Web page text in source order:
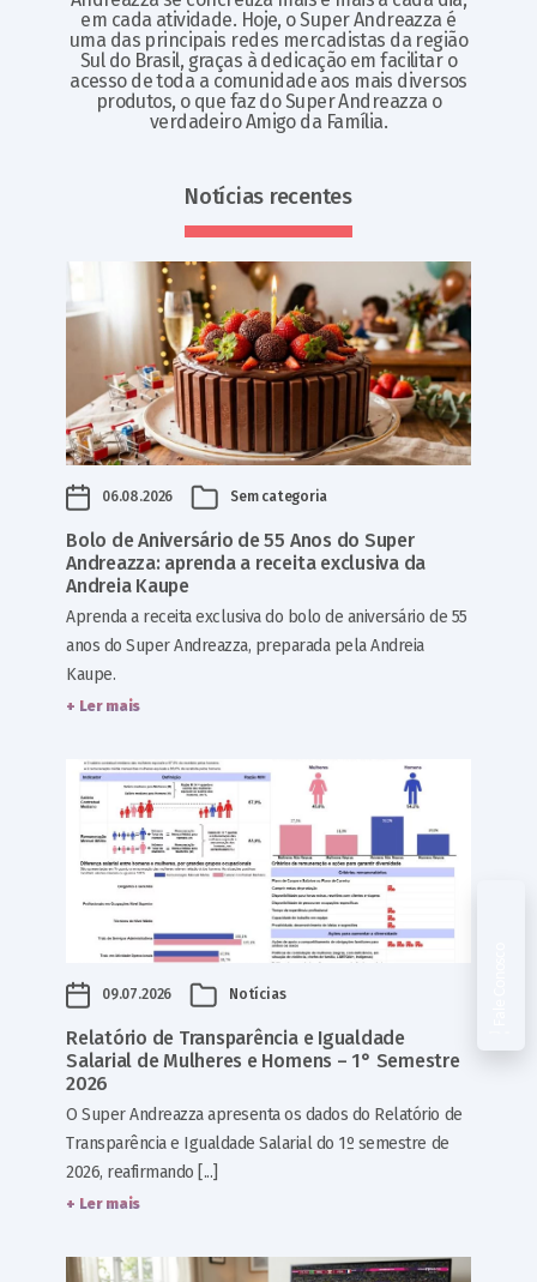
em cada atividade. Hoje, o Super Andreazza é
uma das principais redes mercadistas da região
Sul do Brasil, graças à dedicação em facilitar o
acesso de toda a comunidade aos mais diversos
produtos, o que faz do Super Andreazza o
verdadeiro Amigo da Família.
Notícias recentes
06.08.2026 Sem categoria
Bolo de Aniversário de 55 Anos do Super
Andreazza: aprenda a receita exclusiva da
Andreia Kaupe
Aprenda a receita exclusiva do bolo de aniversário de 55
anos do Super Andreazza, preparada pela Andreia
Kaupe.
+ Ler mais
09.07.2026 Notícias
Relatório de Transparência e Igualdade
Salarial de Mulheres e Homens – 1° Semestre
2026
O Super Andreazza apresenta os dados do Relatório de
Transparência e Igualdade Salarial do 1º semestre de
2026, reafirmando [...]
+ Ler mais